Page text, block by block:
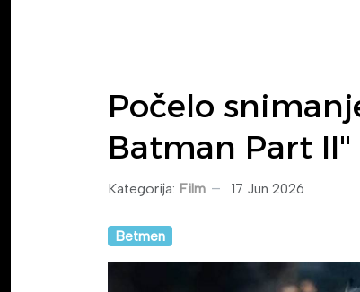
Počelo
Batman Part II"
Kategorija: Film 17 Jun 2026
Betmen